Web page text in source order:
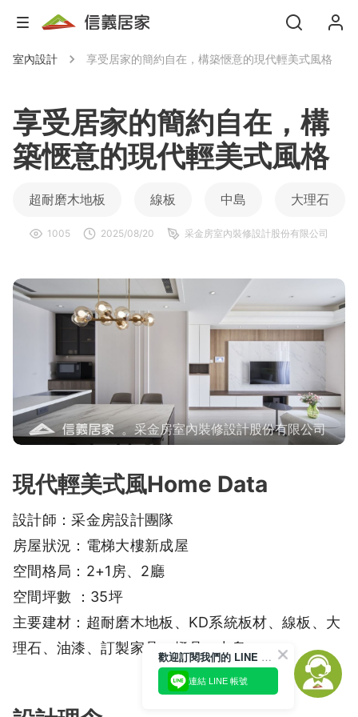
室內設計 享受居家的簡約自在，構築愜意的現代輕美式風格
享受居家的簡約自在，構
築愜意的現代輕美式風格
超耐磨木地板 線板 中島 大理石
1005 2025/08/20 采金房室內裝修設計股份有限公司
。采金房室內裝修設計股份有限公司
現代輕美式風Home Data
設計師：采金房設計團隊
房屋狀況：電梯大樓新成屋
空間格局：2+1房、2廳
空間坪數 ：35坪
主要建材：超耐磨木地板、KD系統板材、線板、大
理石、油漆、訂製家具、燈具、中島
歡迎訂閱我們的 LINE 官方帳號
連結 LINE 帳號